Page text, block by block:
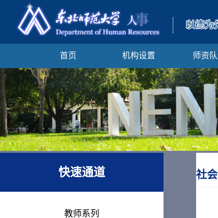
首页 机构设置 师资
快速通道
教师系列
社